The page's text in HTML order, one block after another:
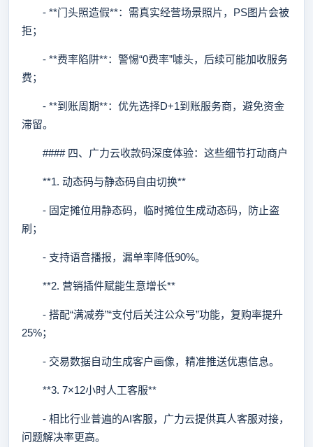
- **门头照造假**：需真实经营场景照片，PS图片会被
拒；
- **费率陷阱**：警惕“0费率”噱头，后续可能加收服务
费；
- **到账周期**：优先选择D+1到账服务商，避免资金
滞留。
#### 四、广力云收款码深度体验：这些细节打动商户
**1. 动态码与静态码自由切换**
- 固定摊位用静态码，临时摊位生成动态码，防止盗
刷；
- 支持语音播报，漏单率降低90%。
**2. 营销插件赋能生意增长**
- 搭配“满减券”“支付后关注公众号”功能，复购率提升
25%；
- 交易数据自动生成客户画像，精准推送优惠信息。
**3. 7×12小时人工客服**
- 相比行业普遍的AI客服，广力云提供真人客服对接，
问题解决率更高。